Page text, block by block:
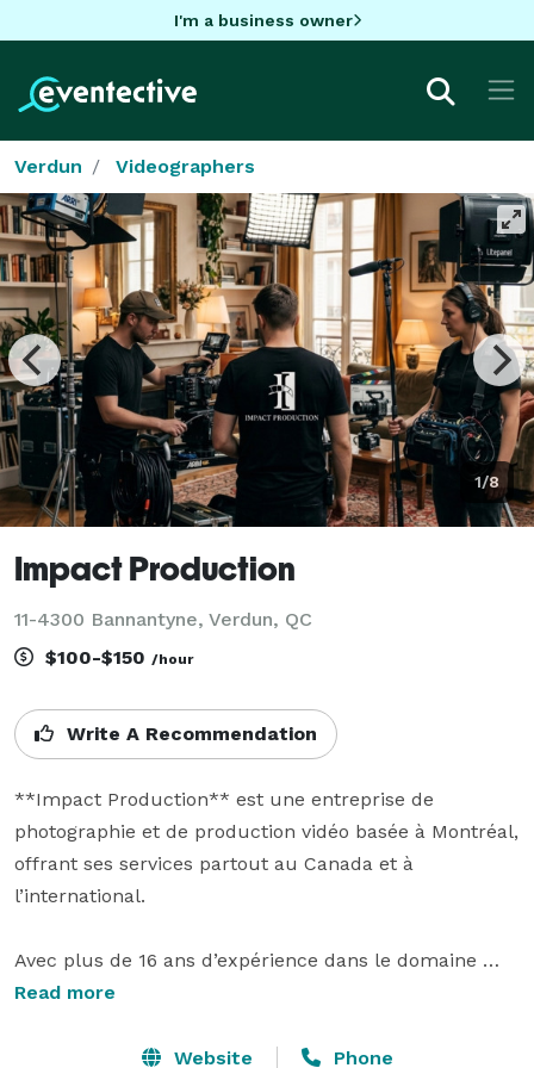
I'm a business owner
Verdun Videographers
1/8
Impact Production
11-4300 Bannantyne, Verdun, QC
$100-$150 /hour
Write A Recommendation
**Impact Production** est une entreprise de
photographie et de production vidéo basée à Montréal,
offrant ses services partout au Canada et à
l’international.
Avec plus de 16 ans d’expérience dans le domaine
audiovisuel, nous sommes spécialisés dans la
conférences, les galas, les productions corporatives,
Read more
Website Phone